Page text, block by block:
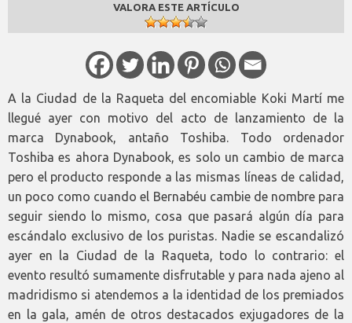
VALORA ESTE ARTÍCULO
A la Ciudad de la Raqueta del encomiable Koki Martí me
llegué ayer con motivo del acto de lanzamiento de la
marca Dynabook, antaño Toshiba. Todo ordenador
Toshiba es ahora Dynabook, es solo un cambio de marca
pero el producto responde a las mismas líneas de calidad,
un poco como cuando el Bernabéu cambie de nombre para
seguir siendo lo mismo, cosa que pasará algún día para
escándalo exclusivo de los puristas. Nadie se escandalizó
ayer en la Ciudad de la Raqueta, todo lo contrario: el
evento resultó sumamente disfrutable y para nada ajeno al
madridismo si atendemos a la identidad de los premiados
en la gala, amén de otros destacados exjugadores de la